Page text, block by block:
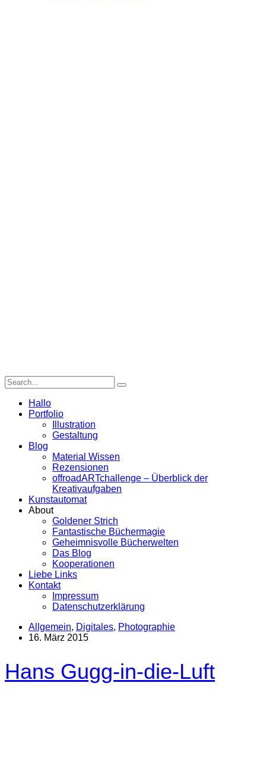
Hallo
Portfolio
Illustration
Gestaltung
Blog
Material Wissen
Rezensionen
offroadARTchallenge – Überblick der
Kreativaufgaben
Kunstautomat
About
Goldener Strich
Fantastische Büchermagie
Geheimnisvolle Bücherwelten
Das Blog
Kooperationen
Liebe Links
Kontakt
Impressum
Datenschutzerklärung
Allgemein, Digitales, Photographie
16. März 2015
Hans Gugg-in-die-Luft